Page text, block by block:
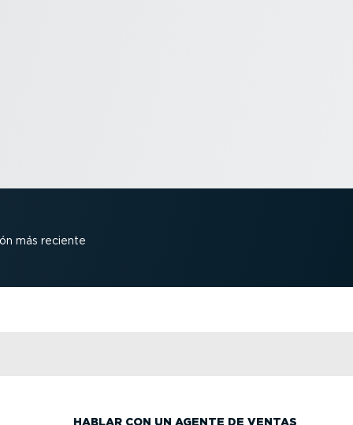
más reciente
HABLAR CON UN AGENTE DE VENTAS